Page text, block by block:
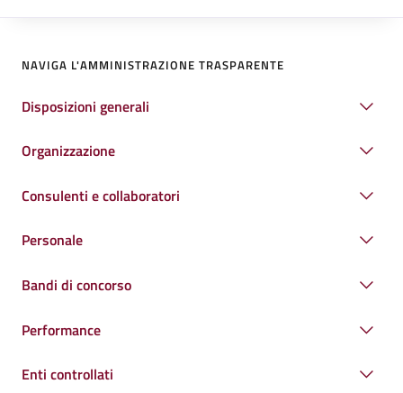
NAVIGA L'AMMINISTRAZIONE TRASPARENTE
Disposizioni generali
Organizzazione
Consulenti e collaboratori
Personale
Bandi di concorso
Performance
Enti controllati